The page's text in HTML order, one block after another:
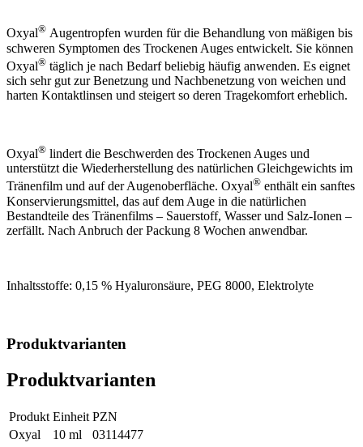
Oxyal® Augentropfen wurden für die Behandlung von mäßigen bis
schweren Symptomen des Trockenen Auges entwickelt. Sie können
Oxyal® täglich je nach Bedarf beliebig häufig anwenden. Es eignet
sich sehr gut zur Benetzung und Nachbenetzung von weichen und
harten Kontaktlinsen und steigert so deren Tragekomfort erheblich.
Oxyal® lindert die Beschwerden des Trockenen Auges und
unterstützt die Wiederherstellung des natürlichen Gleichgewichts im
Tränenfilm und auf der Augenoberfläche. Oxyal® enthält ein sanftes
Konservierungsmittel, das auf dem Auge in die natürlichen
Bestandteile des Tränenfilms – Sauerstoff, Wasser und Salz-Ionen –
zerfällt. Nach Anbruch der Packung 8 Wochen anwendbar.
Inhaltsstoffe: 0,15 % Hyaluronsäure, PEG 8000, Elektrolyte
Produktvarianten
Produktvarianten
Produkt Einheit PZN
Oxyal
10 ml 03114477